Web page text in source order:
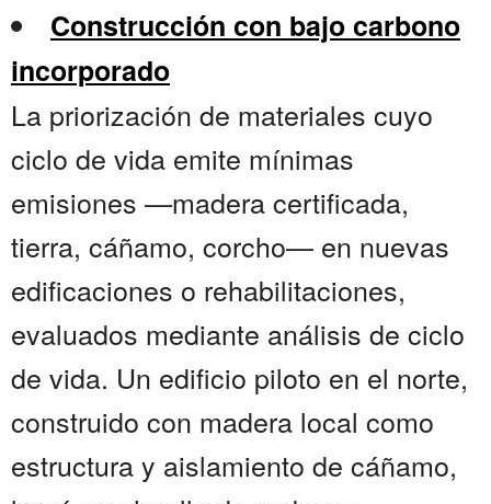
Construcción con bajo carbono
incorporado
La priorización de materiales cuyo
ciclo de vida emite mínimas
emisiones —madera certificada,
tierra, cáñamo, corcho— en nuevas
edificaciones o rehabilitaciones,
evaluados mediante análisis de ciclo
de vida. Un edificio piloto en el norte,
construido con madera local como
estructura y aislamiento de cáñamo,